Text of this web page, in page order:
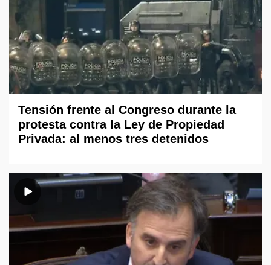
Tensión frente al Congreso durante la
protesta contra la Ley de Propiedad
Privada: al menos tres detenidos